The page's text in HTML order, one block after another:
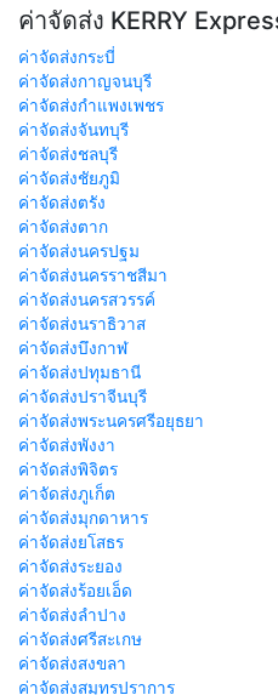
ค่าจัดส่ง KERRY
ค่าจัดส่งกระบี่
ค่าจัดส่งกาญจนบุรี
ค่าจัดส่งกำแพงเพชร
ค่าจัดส่งจันทบุรี
ค่าจัดส่งชลบุรี
ค่าจัดส่งชัยภูมิ
ค่าจัดส่งตรัง
ค่าจัดส่งตาก
ค่าจัดส่งนครปฐม
ค่าจัดส่งนครราชสีมา
ค่าจัดส่งนครสวรรค์
ค่าจัดส่งนราธิวาส
ค่าจัดส่งบึงกาฬ
ค่าจัดส่งปทุมธานี
ค่าจัดส่งปราจีนบุรี
ค่าจัดส่งพระนครศรีอยุธยา
ค่าจัดส่งพังงา
ค่าจัดส่งพิจิตร
ค่าจัดส่งภูเก็ต
ค่าจัดส่งมุกดาหาร
ค่าจัดส่งยโสธร
ค่าจัดส่งระยอง
ค่าจัดส่งร้อยเอ็ด
ค่าจัดส่งลำปาง
ค่าจัดส่งศรีสะเกษ
ค่าจัดส่งสงขลา
ค่าจัดส่งสมุทรปราการ